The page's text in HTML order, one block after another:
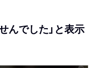
んでした」と表示